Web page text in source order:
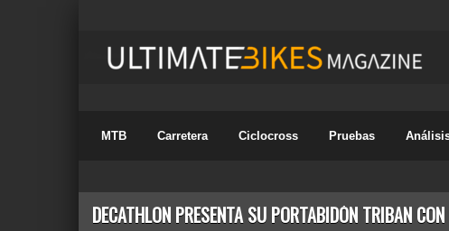
MTB Carretera Ciclocross Pruebas
DECATHLON PRESENTA SU PORTABIDÓN TRIBAN